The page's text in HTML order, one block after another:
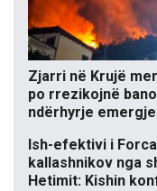
Zjarri në Krujë
po rrezikojnë
ndërhyrje
Ish-efektivi i
kallashnikov nga
Hetimit: Kishin